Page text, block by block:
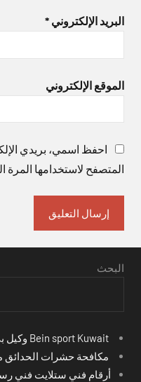
البريد الإلكتروني *
الموقع الإلكتروني
احفظ اسمي، بريدي
المتصفح لاستخدامها المرة
البحث
مكافحة حشرات الحدائق
أرقام فني ستلايت فني